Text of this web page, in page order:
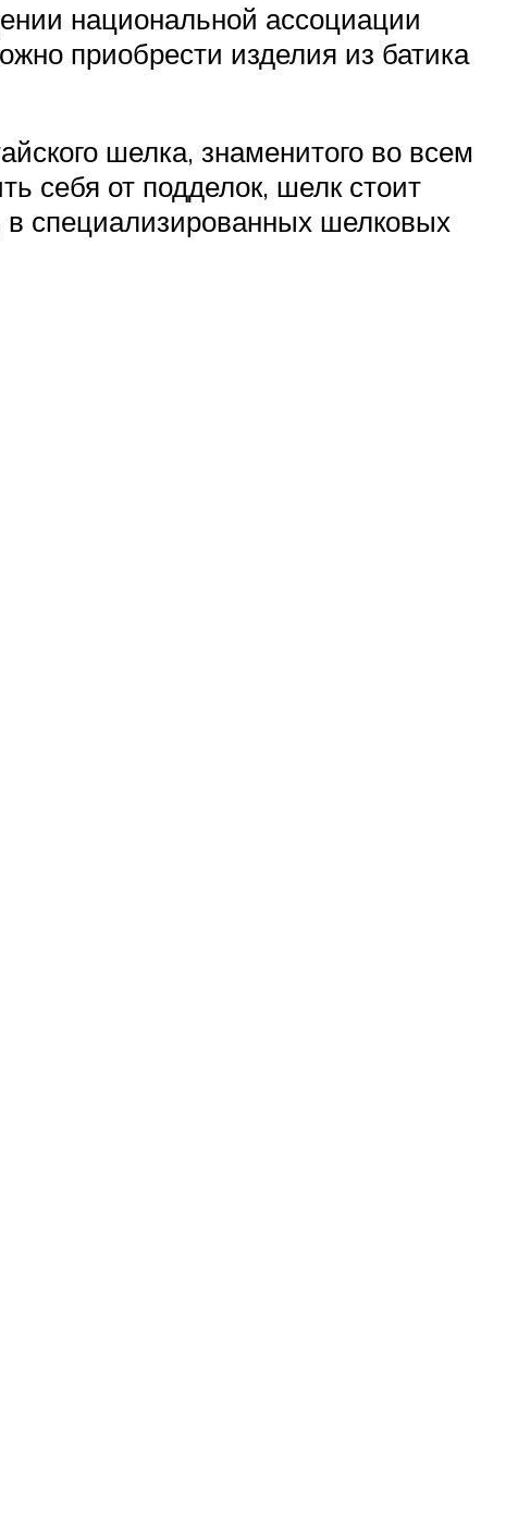
национальной ассоциации
приобрести изделия из батика
шелка, знаменитого во всем
себя от подделок, шелк стоит
в специализированных шелковых